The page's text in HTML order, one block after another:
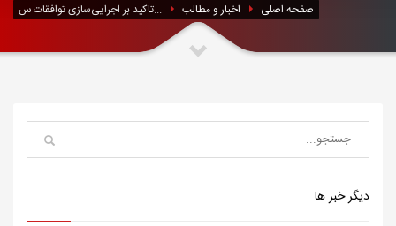
تاکید بر اجرایی‌سازی توافقات س... اخبار و مطالب صفحه اصلی
دیگر خبر ها